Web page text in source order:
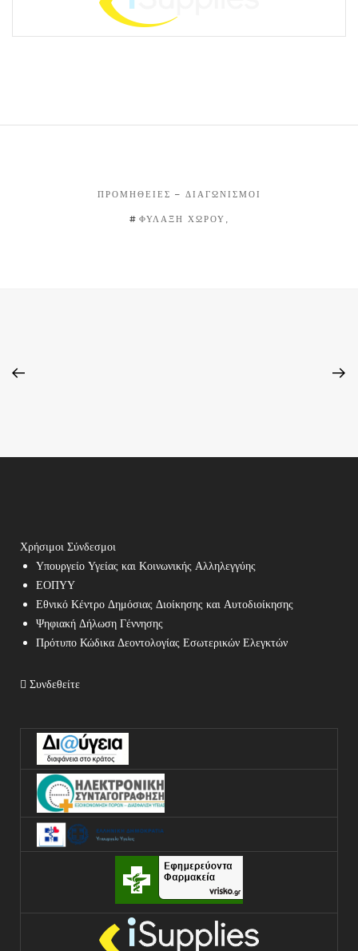
ΠΡΟΜΉΘΕΙΕΣ – ΔΙΑΓΩΝΙΣΜΟΊ
ΦΥΛΑΞΗ ΧΩΡΟΥ,
Χρήσιμοι Σύνδεσμοι
Υπουργείο Υγείας και Κοινωνικής Αλληλεγγύης
ΕΟΠΥΥ
Εθνικό Κέντρο Δημόσιας Διοίκησης και Αυτοδιοίκησης
Ψηφιακή Δήλωση Γέννησης
Πρότυπο Κώδικα Δεοντολογίας Εσωτερικών Ελεγκτών
Συνδεθείτε